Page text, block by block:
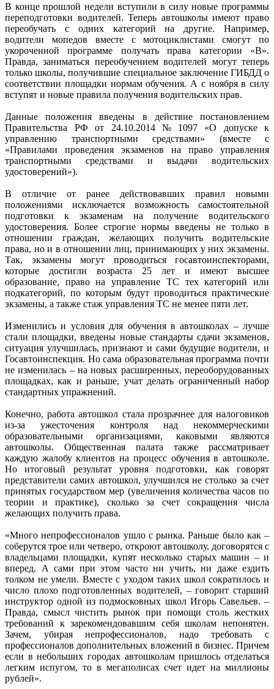
В конце прошлой недели вступили в силу новые программы
переподготовки водителей. Теперь автошколы имеют право
переобучать с одних категорий на другие. Например,
водители мопедов вместе с мотоциклистами смогут по
укороченной программе получать права категории «В».
Правда, заниматься переобучением водителей могут теперь
только школы, получившие специальное заключение ГИБДД о
соответствии площадки нормам обучения. А с ноября в силу
вступят и новые правила получения водительских прав.
Данные положения введены в действие постановлением
Правительства РФ от 24.10.2014 № 1097 «О допуске к
управлению транспортными средствами» (вместе с
«Правилами проведения экзаменов на право управления
транспортными средствами и выдачи водительских
удостоверений»).
В отличие от ранее действовавших правил новыми
положениями исключается возможность самостоятельной
подготовки к экзаменам на получение водительского
удостоверения. Более строгие нормы введены не только в
отношении граждан, желающих получить водительские
права, но и в отношении лиц, принимающих у них экзамены.
Так, экзамены могут проводиться госавтоинспекторами,
которые достигли возраста 25 лет и имеют высшее
образование, право на управление ТС тех категорий или
подкатегорий, по которым будут проводиться практические
экзамены, а также стаж управления ТС не менее пяти лет.
Изменились и условия для обучения в автошколах – лучше
стали площадки, введены новые стандарты сдачи экзаменов,
ситуация улучшилась, признают и сами будущие водители, и
Госавтоинспекция. Но сама образовательная программа почти
не изменилась – на новых расширенных, переоборудованных
площадках, как и раньше, учат делать ограниченный набор
стандартных упражнений.
Конечно, работа автошкол стала прозрачнее для налоговиков
из-за ужесточения контроля над некоммерческими
образовательными организациями, каковыми являются
автошколы. Общественная палата также рассматривает
каждую жалобу клиентов на процесс обучения в автошколе.
Но итоговый результат уровня подготовки, как говорят
представители самих автошкол, улучшился не столько за счет
принятых государством мер (увеличения количества часов по
теории и практике), сколько за счет сокращения числа
желающих получить права.
«Много непрофессионалов ушло с рынка. Раньше было как –
соберутся трое или четверо, откроют автошколу, договорятся с
владельцами площадки, купят несколько старых машин – и
вперед. А сами при этом часто ни учить, ни даже ездить
толком не умели. Вместе с уходом таких школ сократилось и
число плохо подготовленных водителей, – говорит старший
инструктор одной из подмосковных школ Игорь Савельев. –
Правда, смысл чистить рынок при помощи столь жестких
требований к зарекомендовавшим себя школам непонятен.
Зачем, убирая непрофессионалов, надо требовать с
профессионалов дополнительных вложений в бизнес. Причем
если в небольших городах автошколам пришлось отделаться
легким испугом, то в мегаполисах счет идет на миллионы
рублей».